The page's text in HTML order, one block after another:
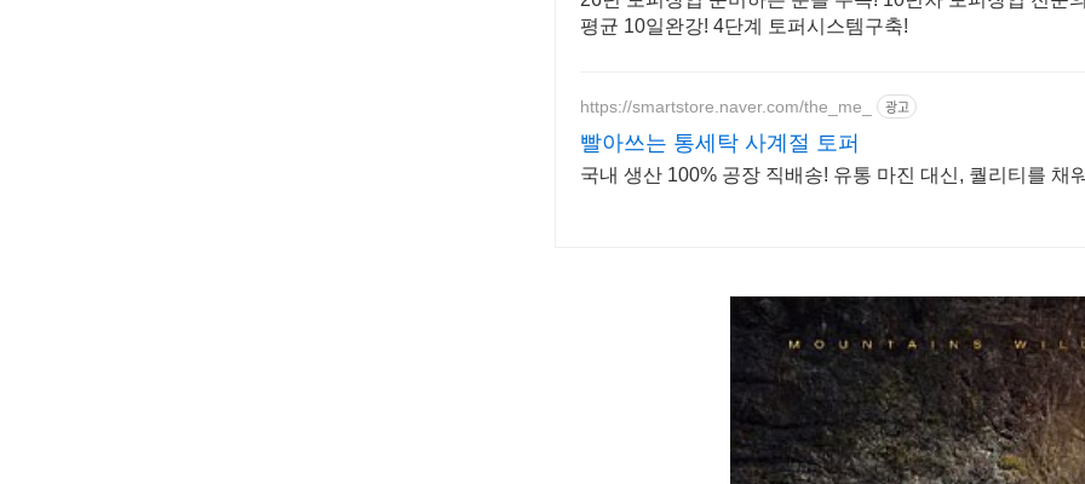
평균 10일완강! 4단계 토퍼시스템구축!
https://smartstore.naver.com/the_me_ 광고
빨아쓰는 통세탁 사계절 토퍼
국내 생산 100% 공장 직배송! 유통 마진 대신, 퀄리티를 채